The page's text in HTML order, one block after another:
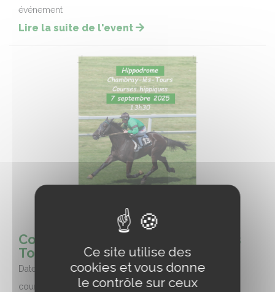
événement
Lire la suite de l'event
Courses hippiques à Chambray les
Tours le 7 septembre
Date :
22/08/2025
courses
Ce site utilise des
cookies et vous donne
le contrôle sur ceux